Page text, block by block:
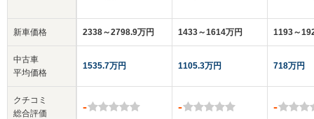
新車価格
中古車
平均価格
クチコミ
総合評価
2338～2798.9万円
1535.7万円
-
1433～1614万円
1105.3万円
-
1193～
718万円
-